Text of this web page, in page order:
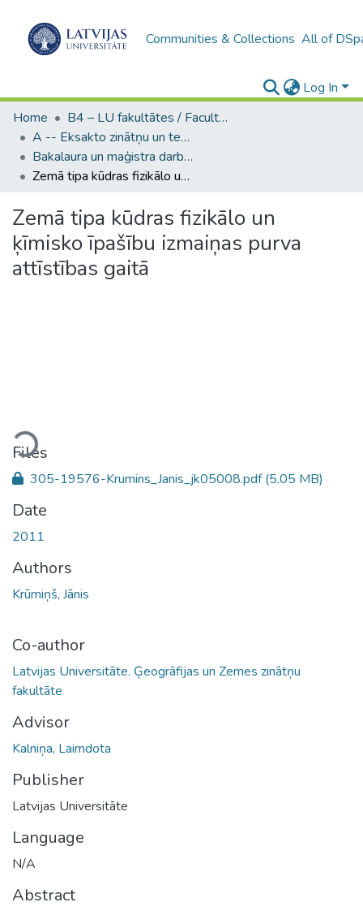
Communities & Collections All of
Log In
Home
B4 – LU fakultātes / Faculties of the UL
A -- Eksakto zinātņu un tehnoloģiju fakultāte / Faculty of Science and Technology
Bakalaura un maģistra darbi (EZTF) / Bachelor's and Master's theses
Zemā tipa kūdras fizikālo un ķīmisko īpašību izmaiņas purva attīstības gaitā
Zemā tipa kūdras fizikālo un
ķīmisko īpašību izmaiņas purva
attīstības gaitā
Files
305-19576-Krumins_Janis_jk05008.pdf(5.05 MB)
Date
2011
Authors
Krūmiņš, Jānis
Co-author
Latvijas Universitāte. Ģeogrāfijas un Zemes zinātņu
fakultāte
Advisor
Kalniņa, Laimdota
Publisher
Latvijas Universitāte
Language
N/A
Abstract